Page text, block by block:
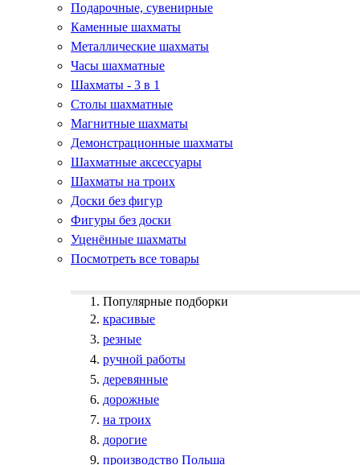
Подарочные, сувенирные
Каменные шахматы
Металлические шахматы
Часы шахматные
Шахматы - 3 в 1
Столы шахматные
Магнитные шахматы
Демонстрационные шахматы
Шахматные аксессуары
Шахматы на троих
Доски без фигур
Фигуры без доски
Уценённые шахматы
Посмотреть все товары
Популярные подборки
красивые
резные
ручной работы
деревянные
дорожные
на троих
дорогие
производство Польша